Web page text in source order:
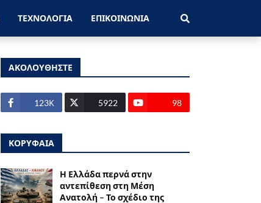
ΤΕΧΝΟΛΟΓΙΑ ΕΠΙΚΟΙΝΩΝΙΑ
ΑΚΟΛΟΥΘΗΣΤΕ
123Κ 5922 98
ΚΟΡΥΦΑΙΑ
Η Ελλάδα περνά στην
αντεπίθεση στη Μέση
Ανατολή – Το σχέδιο της